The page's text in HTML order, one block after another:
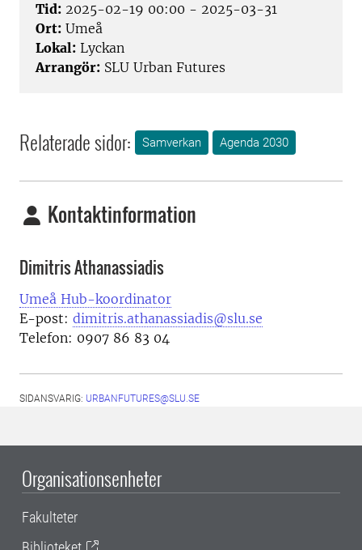
Tid: 2025-02-19 00:00 - 2025-03-31
Ort: Umeå
Lokal: Lyckan
Arrangör: SLU Urban Futures
Relaterade sidor: Samverkan Agenda 2030
Kontaktinformation
Dimitris Athanassiadis
Umeå Hub-koordinator
E-post: dimitris.athanassiadis@slu.se
Telefon: 0907 86 83 04
SIDANSVARIG: URBANFUTURES@SLU.SE
Organisationsenheter
Fakulteter